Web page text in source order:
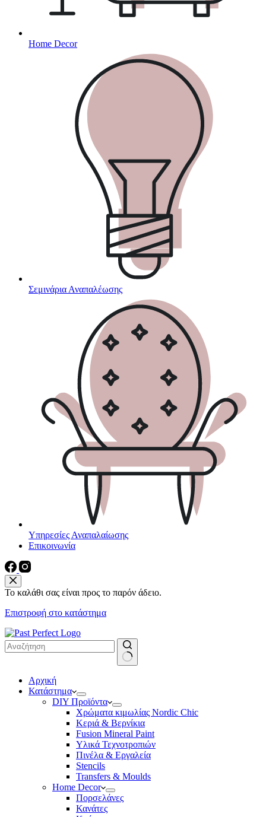
Home Decor
Σεμινάρια Αναπαλέωσης
Υπηρεσίες Αναπαλαίωσης
Επικοινωνία
Το καλάθι σας είναι προς το παρόν άδειο.
Επιστροφή στο κατάστημα
results
Αρχική
Κατάστημα
DIY Προϊόντα
Χρώματα κιμωλίας Nordic Chic
Κεριά & Βερνίκια
Fusion Mineral Paint
Υλικά Τεχνοτροπιών
Πινέλα & Εργαλεία
Stencils
Transfers & Moulds
Home Decor
Πορσελάνες
Κανάτες